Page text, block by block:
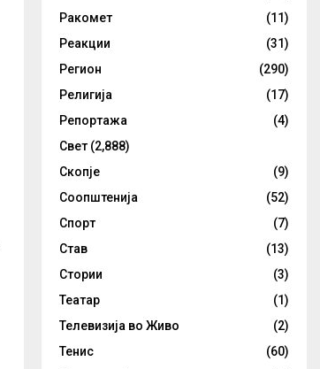
Ракомет
(11)
Реакции
(31)
Регион
(290)
Религија
(17)
Репортажа
(4)
Свет (2,888)
Скопје
(9)
Соопштенија
(52)
Спорт
(7)
Став
(13)
Стории
(3)
Театар
(1)
Телевизија во Живо
(2)
Тенис
(60)